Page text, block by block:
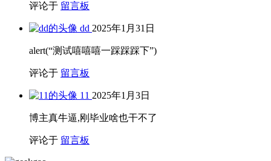
评论于 留言板
dd 2025年1月31日
alert(“测试嘻嘻嘻一踩踩踩下”)
评论于 留言板
11 2025年1月3日
博主真牛逼,刚毕业啥也干不了
评论于 留言板